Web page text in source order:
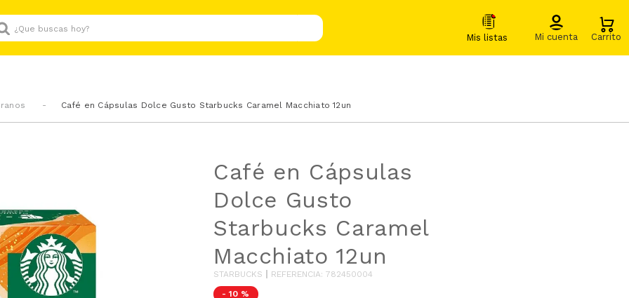
buscas hoy?
Café en Cápsulas Dolce Gusto Starbucks Caramel Macchiato 12un
Café en Cápsulas
Dolce Gusto
Starbucks Caramel
Macchiato 12un
STARBUCKS REFERENCIA: 782450004
- 10 %